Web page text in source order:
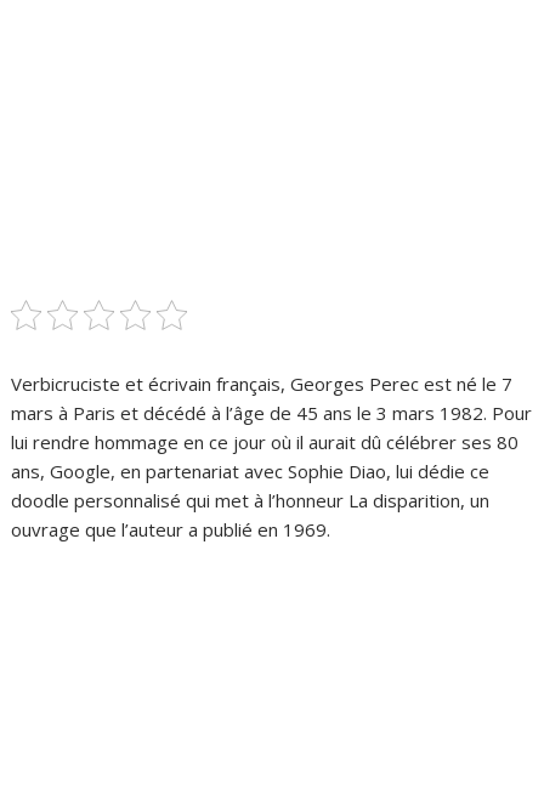
Verbicruciste et écrivain français, Georges Perec est né le 7
mars à Paris et décédé à l’âge de 45 ans le 3 mars 1982. Pour
lui rendre hommage en ce jour où il aurait dû célébrer ses 80
ans, Google, en partenariat avec Sophie Diao, lui dédie ce
doodle personnalisé qui met à l’honneur La disparition, un
ouvrage que l’auteur a publié en 1969.